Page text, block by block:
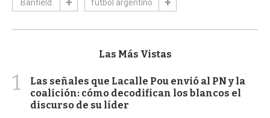
Banfield fútbol argentino
Las Más Vistas
1
Las señales que Lacalle Pou envió al PN y la
coalición: cómo decodifican los blancos el
discurso de su líder